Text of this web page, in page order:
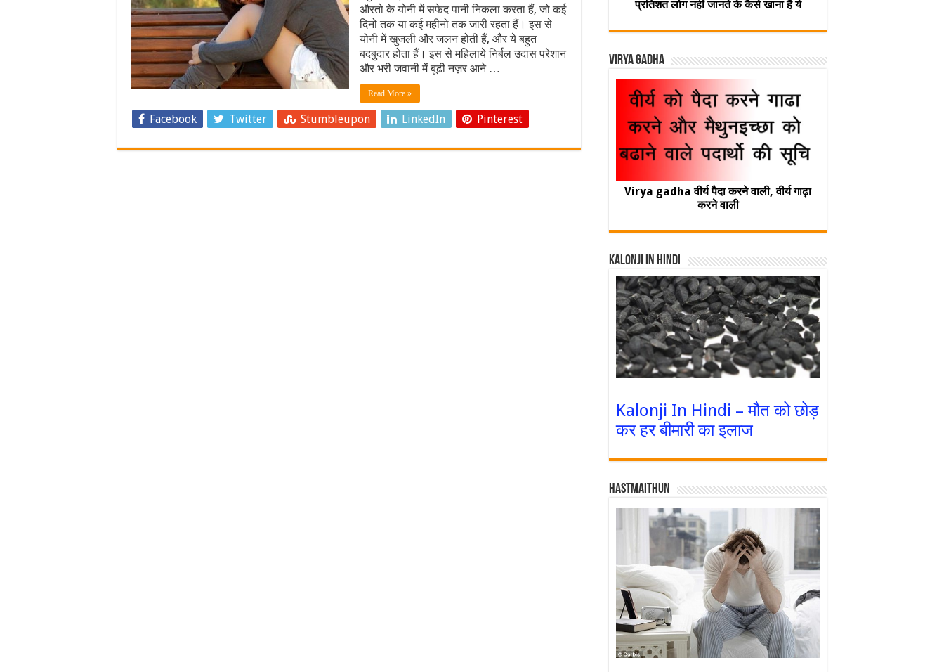
औरतो के योनी में सफेद पानी निकला करता हैं, जो कई
दिनो तक या कई महीनो तक जारी रहता हैं। इस से
योनी में खुजली और जलन होती हैं, और ये बहुत
बदबुदार होता हैं। इस से महिलाये निर्बल उदास परेशान
और भरी जवानी में बूढी नज़र आने …
Read More »
Facebook Twitter Stumbleupon LinkedIn Pinterest
प्रतिशत लोग नहीं जानते के कैसे खाना है ये
Virya Gadha
Virya gadha वीर्य पैदा करने वाली, वीर्य गाढ़ा
करने वाली
Kalonji In Hindi
Kalonji In Hindi – मौत को छोड़
कर हर बीमारी का इलाज
Hastmaithun